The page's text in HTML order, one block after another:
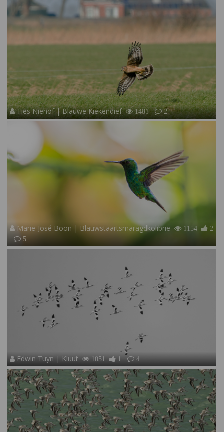
Ties Niehof | Blauwe Kiekendief 1481 2
Marie-José Boon | Blauwstaartsmaragdkolibrie 1154
2
5
Edwin Tuyn | Kluut 1051 1 4